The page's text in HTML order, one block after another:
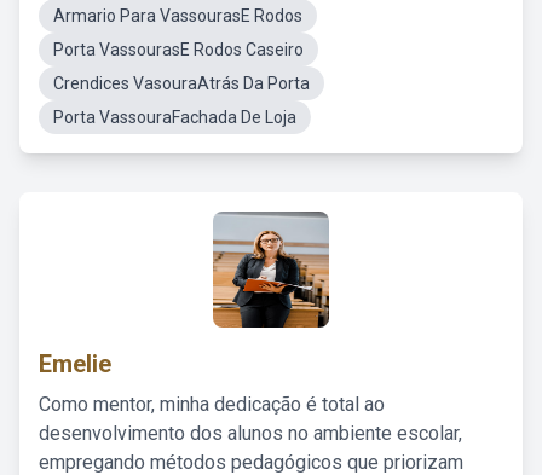
Armario Para VassourasE Rodos
Porta VassourasE Rodos Caseiro
Crendices VasouraAtrás Da Porta
Porta VassouraFachada De Loja
Emelie
Como mentor, minha dedicação é total ao
desenvolvimento dos alunos no ambiente escolar,
empregando métodos pedagógicos que priorizam